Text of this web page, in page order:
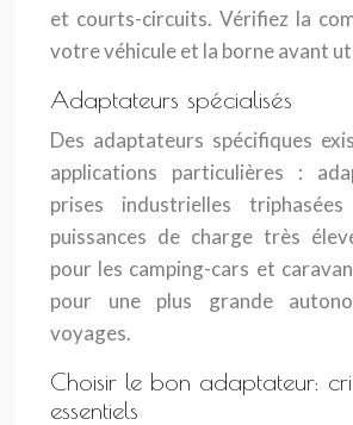
et courts-circuits. Vérifiez la
votre véhicule et la borne avant
Adaptateurs spécialisés
Des adaptateurs spécifiques
applications particulières :
prises industrielles
puissances de charge très
pour les camping-cars et
pour une plus grande
voyages.
Choisir le bon adaptateur:
essentiels